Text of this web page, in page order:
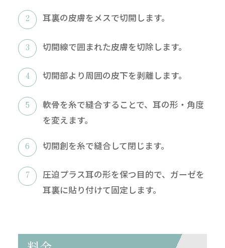
耳裏の皮膚をメスで切開します。
切開線で囲まれた皮膚を切除します。
切開部より周囲の皮下を剥離します。
軟骨を糸で縫合することで、耳の形・角度
を変えます。
切開創を糸で縫合して閉じます。
圧迫プラス耳の形を保つ目的で、ガーゼを
耳裏に貼り付けて固定します。